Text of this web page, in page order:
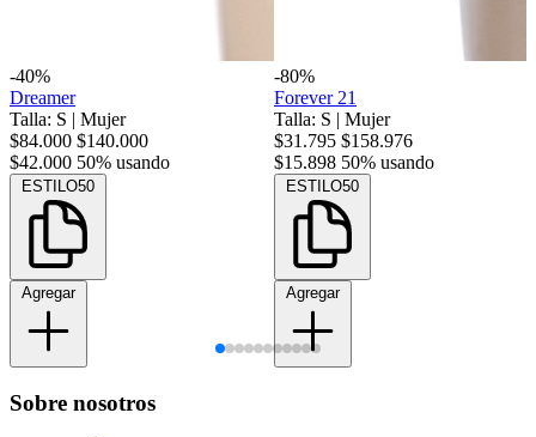
-40%
Dreamer
Talla: S | Mujer
$84.000 $140.000
$42.000 50% usando
ESTILO50
Agregar
-80%
Forever 21
Talla: S | Mujer
$31.795 $158.976
$15.898 50% usando
ESTILO50
Agregar
Sobre nosotros